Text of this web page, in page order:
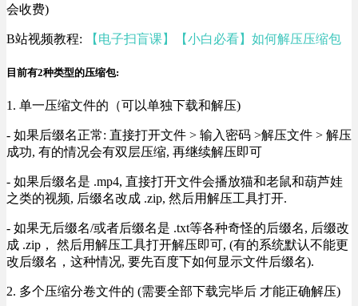
会收费)
B站视频教程: 【电子扫盲课】【小白必看】如何解压压缩包
目前有2种类型的压缩包:
1. 单一压缩文件的（可以单独下载和解压)
- 如果后缀名正常: 直接打开文件 > 输入密码 >解压文件 > 解压
成功, 有的情况会有双层压缩, 再继续解压即可
- 如果后缀名是 .mp4, 直接打开文件会播放猫和老鼠和葫芦娃
之类的视频, 后缀名改成 .zip, 然后用解压工具打开.
- 如果无后缀名/或者后缀名是 .txt等各种奇怪的后缀名, 后缀改
成 .zip， 然后用解压工具打开解压即可, (有的系统默认不能更
改后缀名，这种情况, 要先百度下如何显示文件后缀名).
2. 多个压缩分卷文件的 (需要全部下载完毕后 才能正确解压)